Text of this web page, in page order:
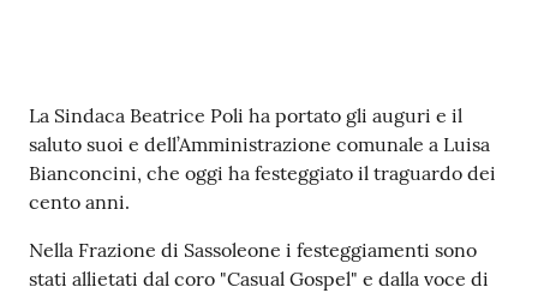
Contenuto
La Sindaca Beatrice Poli ha portato gli auguri e il
saluto suoi e dell’Amministrazione comunale a Luisa
Bianconcini, che oggi ha festeggiato il traguardo dei
cento anni.
Nella Frazione di Sassoleone i festeggiamenti sono
stati allietati dal coro "Casual Gospel" e dalla voce di